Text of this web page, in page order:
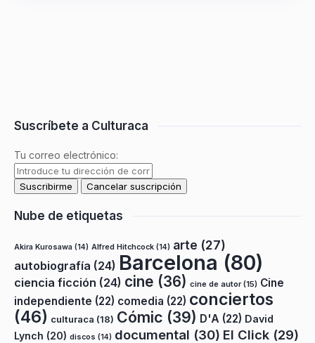
Suscríbete a Culturaca
Tu correo electrónico:
Nube de etiquetas
Akira Kurosawa (14) Alfred Hitchcock (14) arte (27)
autobiografía (24) Barcelona (80)
ciencia ficción (24) cine (36) cine de autor(15) Cine
independiente (22) comedia (22) conciertos
(46) culturaca (18) Cómic (39) D'A (22) David
Lynch (20) discos (14) documental (30) El Click (29)